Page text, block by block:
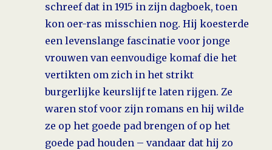
schreef dat in 1915 in zijn dagboek, toen
kon oer-ras misschien nog. Hij koesterde
een levenslange fascinatie voor jonge
vrouwen van eenvoudige komaf die het
vertikten om zich in het strikt
burgerlijke keurslijf te laten rijgen. Ze
waren stof voor zijn romans en hij wilde
ze op het goede pad brengen of op het
goede pad houden – vandaar dat hij zo